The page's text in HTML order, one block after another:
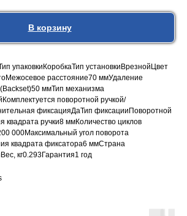
В корзину
упаковкиКоробкаТип установкиВрезнойЦвет
расстояние70 ммУдаление
ммТип механизма
поворотной ручкой/
фиксацияДаТип фиксацииПоворотной
квадрата ручки8 ммКоличество циклов
000Максимальный угол поворота
квадрата фиксатора6 ммСтрана
кг0.293Гарантия1 год